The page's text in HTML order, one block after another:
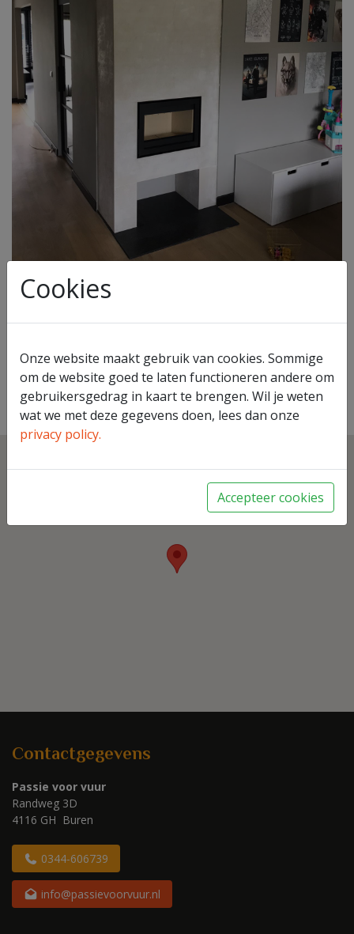
Dik Geurts Instyle
Terug naar overzicht
Contactgegevens
Passie voor vuur
Randweg 3D
4116 GH Buren
0344-606739
info@passievoorvuur.nl
Cookies
Onze website maakt gebruik van cookies. Sommige
om de website goed te laten functioneren andere om
gebruikersgedrag in kaart te brengen. Wil je weten
wat we met deze gegevens doen, lees dan onze
privacy policy.
Accepteer cookies